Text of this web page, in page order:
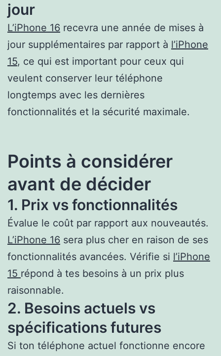
jour
L’iPhone 16 recevra une année de mises à
jour supplémentaires par rapport à l’iPhone
15, ce qui est important pour ceux qui
veulent conserver leur téléphone
longtemps avec les dernières
fonctionnalités et la sécurité maximale.
Points à considérer
avant de décider
1. Prix vs fonctionnalités
Évalue le coût par rapport aux nouveautés.
L’iPhone 16 sera plus cher en raison de ses
fonctionnalités avancées. Vérifie si l’iPhone
15 répond à tes besoins à un prix plus
raisonnable.
2. Besoins actuels vs
spécifications futures
Si ton téléphone actuel fonctionne encore